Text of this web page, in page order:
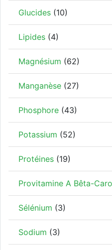
Glucides (10)
Lipides (4)
Magnésium (62)
Manganèse (27)
Phosphore (43)
Potassium (52)
Protéines (19)
Provitamine A Bêta-
Sélénium (3)
Sodium (3)